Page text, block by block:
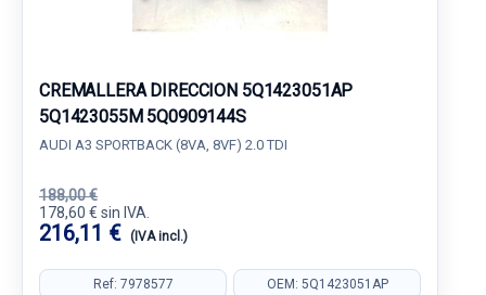
CREMALLERA DIRECCION 5Q1423051AP
5Q1423055M 5Q0909144S
AUDI A3 SPORTBACK (8VA, 8VF) 2.0 TDI
188,00 €
178,60 € sin IVA.
216,11 € (IVA incl.)
Ref: 7978577 OEM: 5Q1423051AP